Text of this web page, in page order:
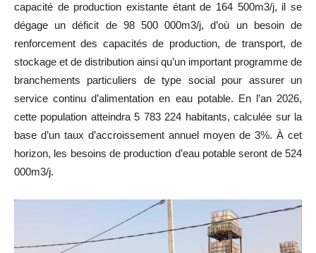
capacité de production existante étant de 164 500m3/j, il se
dégage un déficit de 98 500 000m3/j, d’où un besoin de
renforcement des capacités de production, de transport, de
stockage et de distribution ainsi qu’un important programme de
branchements particuliers de type social pour assurer un
service continu d’alimentation en eau potable. En l’an 2026,
cette population atteindra 5 783 224 habitants, calculée sur la
base d’un taux d’accroissement annuel moyen de 3%. À cet
horizon, les besoins de production d’eau potable seront de 524
000m3/j.